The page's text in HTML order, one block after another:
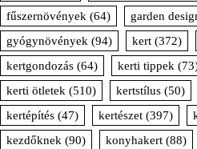
fűszernövények (64) garden
gyógynövények (94) kert (372)
kertgondozás (64) kerti tippek
kerti ötletek (510) kertstílus (50)
kertépítés (47) kertészet (397)
kezdőknek (90) konyhakert (88)